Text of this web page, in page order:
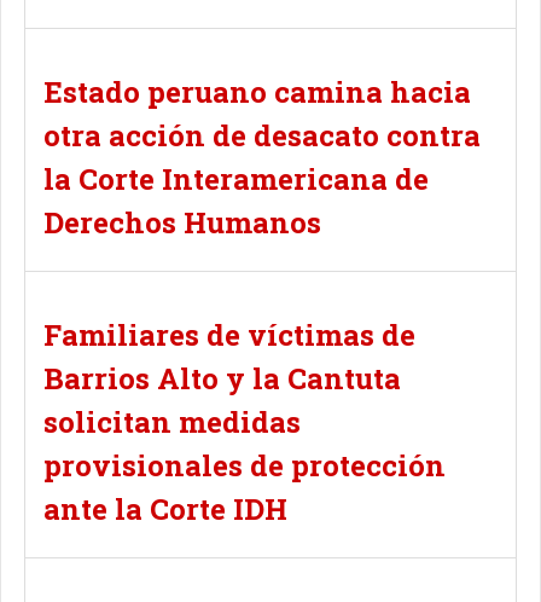
Estado peruano camina hacia
otra acción de desacato contra
la Corte Interamericana de
Derechos Humanos
Familiares de víctimas de
Barrios Alto y la Cantuta
solicitan medidas
provisionales de protección
ante la Corte IDH